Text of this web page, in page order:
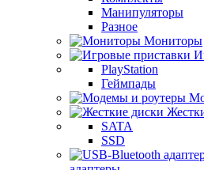
Манипуляторы
Разное
Мониторы
PlayStation
Геймпады
SATA
SSD